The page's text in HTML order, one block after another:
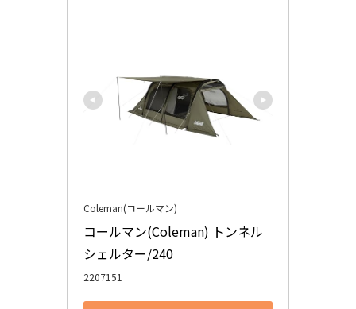
Coleman(コールマン)
コールマン(Coleman) トンネル
シェルター/240
2207151